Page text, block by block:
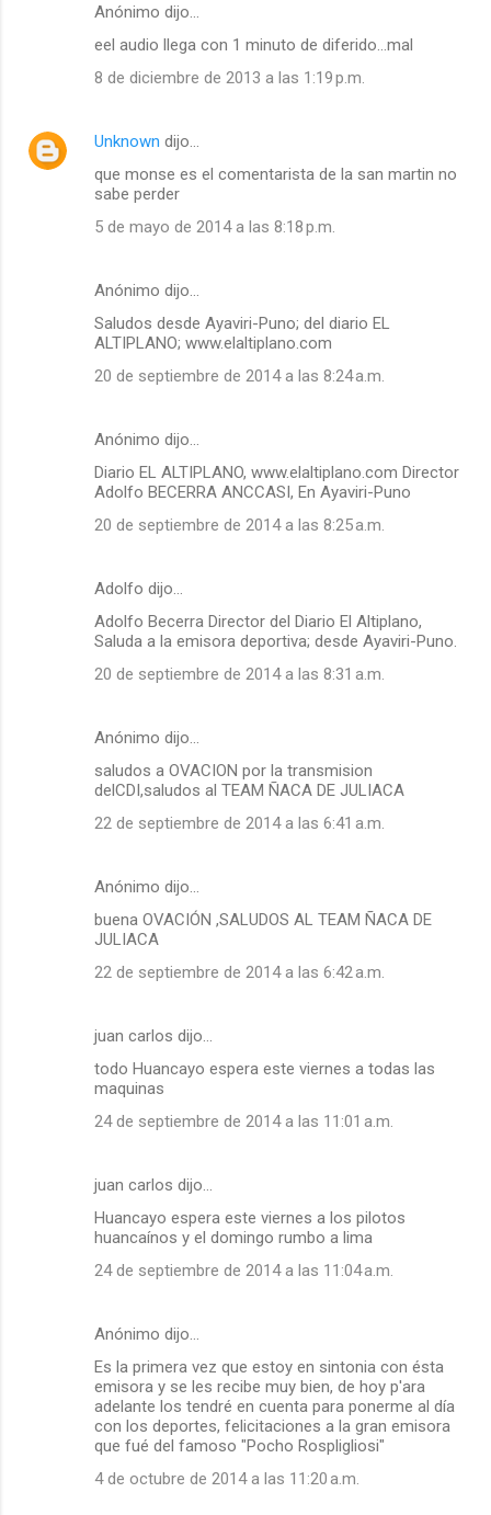
Anónimo dijo…
eel audio llega con 1 minuto de diferido...mal
8 de diciembre de 2013 a las 1:19 p.m.
Unknown dijo…
que monse es el comentarista de la san martin no
sabe perder
5 de mayo de 2014 a las 8:18 p.m.
Anónimo dijo…
Saludos desde Ayaviri-Puno; del diario EL
ALTIPLANO; www.elaltiplano.com
20 de septiembre de 2014 a las 8:24 a.m.
Anónimo dijo…
Diario EL ALTIPLANO, www.elaltiplano.com Director
Adolfo BECERRA ANCCASI, En Ayaviri-Puno
20 de septiembre de 2014 a las 8:25 a.m.
Adolfo dijo…
Adolfo Becerra Director del Diario El Altiplano,
Saluda a la emisora deportiva; desde Ayaviri-Puno.
20 de septiembre de 2014 a las 8:31 a.m.
Anónimo dijo…
saludos a OVACION por la transmision
delCDI,saludos al TEAM ÑACA DE JULIACA
22 de septiembre de 2014 a las 6:41 a.m.
Anónimo dijo…
buena OVACIÓN ,SALUDOS AL TEAM ÑACA DE
JULIACA
22 de septiembre de 2014 a las 6:42 a.m.
juan carlos dijo…
todo Huancayo espera este viernes a todas las
maquinas
24 de septiembre de 2014 a las 11:01 a.m.
juan carlos dijo…
Huancayo espera este viernes a los pilotos
huancaínos y el domingo rumbo a lima
24 de septiembre de 2014 a las 11:04 a.m.
Anónimo dijo…
Es la primera vez que estoy en sintonia con ésta
emisora y se les recibe muy bien, de hoy p'ara
adelante los tendré en cuenta para ponerme al día
con los deportes, felicitaciones a la gran emisora
que fué del famoso "Pocho Rospligliosi"
4 de octubre de 2014 a las 11:20 a.m.